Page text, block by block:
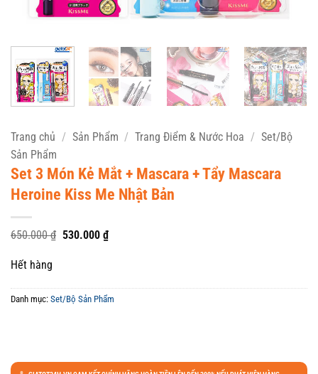
Trang chủ / Sản Phẩm / Trang Điểm & Nước Hoa / Set/Bộ
Sản Phẩm
Set 3 Món Kẻ Mắt + Mascara + Tẩy Mascara
Heroine Kiss Me Nhật Bản
650.000₫ Giá
530.000 ₫Giá
hiện
Hết hàng
Danh mục: Set/Bộ Sản Phẩm